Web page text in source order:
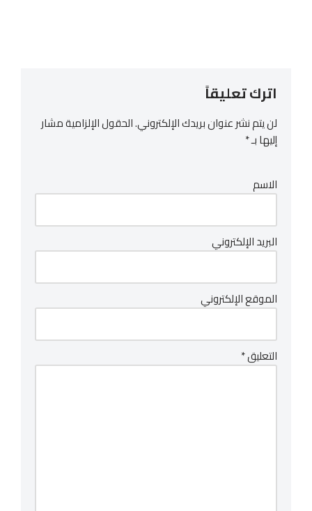
اترك تعليقاً
لن يتم نشر عنوان بريدك الإلكتروني.الحقول الإلزامية مشار
إليها بـ*
الاسم
البريد الإلكتروني
الموقع الإلكتروني
التعليق*